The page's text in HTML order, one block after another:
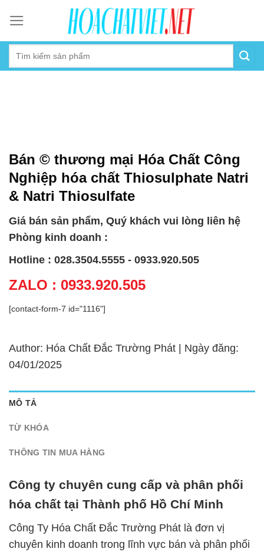
content
Bán © thương mại Hóa Chất Công
Nghiệp hóa chất Thiosulphate Natri
& Natri Thiosulfate
Giá bán sản phẩm, Quý khách vui lòng liên hệ
Phòng kinh doanh :
Hotline : 028.3504.5555 - 0933.920.505
ZALO : 0933.920.505
[contact-form-7 id="1116"]
Author: Hóa Chất Đắc Trường Phát | Ngày đăng:
04/01/2025
MÔ TẢ
TỪ KHÓA
THÔNG TIN MUA HÀNG
Công ty chuyên cung cấp và phân phối
hóa chất tại Thành phố Hồ Chí Minh
Công Ty Hóa Chất Đắc Trường Phát là đơn vị
chuyên kinh doanh trong lĩnh vực bán và phân phối